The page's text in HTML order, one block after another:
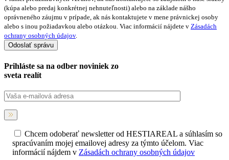
(kúpa alebo predaj konkrétnej nehnuteľnosti) alebo na základe nášho
oprávneného záujmu v prípade, ak nás kontaktujete v mene právnickej osoby
alebo s inou požiadavkou alebo otázkou. Viac informácií nájdete v Zásadách
ochrany osobných údajov.
Prihláste sa na odber noviniek zo
sveta realít
Chcem odoberať newsletter od HESTIAREAL a súhlasím so
spracúvaním mojej emailovej adresy za týmto účelom. Viac
informácií nájdem v Zásadách ochrany osobných údajov